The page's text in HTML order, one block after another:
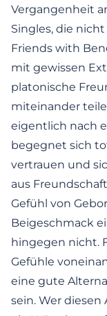
Vergangenheit
Singles, die
Friends with
mit gewissen
platonische
miteinander
eigentlich nach
begegnet sich
vertrauen und
aus
Gefühl von
Beigeschmack
hingegen nicht.
Gefühle
eine gute
sein. Wer